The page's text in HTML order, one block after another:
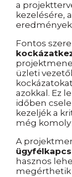
a
kezelésére,
Fontos
üzleti
azokkal. Ez
időben
kezeljék a
még komoly
A
hasznos
megérthetik